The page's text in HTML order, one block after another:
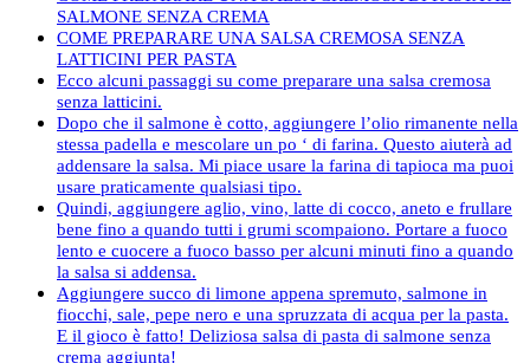
SALMONE SENZA CREMA
COME PREPARARE UNA SALSA CREMOSA SENZA
LATTICINI PER PASTA
Ecco alcuni passaggi su come preparare una salsa cremosa
senza latticini.
Dopo che il salmone è cotto, aggiungere l’olio rimanente nella
stessa padella e mescolare un po ‘ di farina. Questo aiuterà ad
addensare la salsa. Mi piace usare la farina di tapioca ma puoi
usare praticamente qualsiasi tipo.
Quindi, aggiungere aglio, vino, latte di cocco, aneto e frullare
bene fino a quando tutti i grumi scompaiono. Portare a fuoco
lento e cuocere a fuoco basso per alcuni minuti fino a quando
la salsa si addensa.
Aggiungere succo di limone appena spremuto, salmone in
fiocchi, sale, pepe nero e una spruzzata di acqua per la pasta.
E il gioco è fatto! Deliziosa salsa di pasta di salmone senza
crema aggiunta!